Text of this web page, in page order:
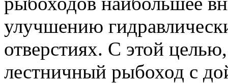
улучшению
отверстиях. С этой
лестничный рыбоход с